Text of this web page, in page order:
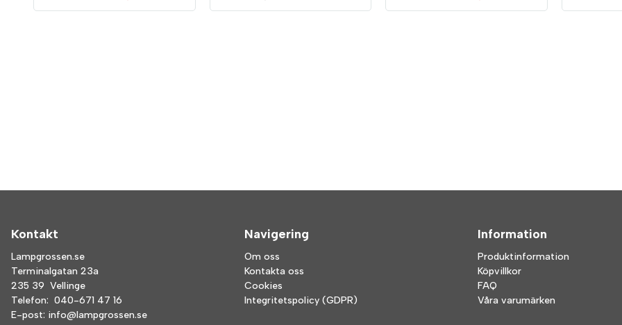
Kontakt
Lampgrossen.se
Terminalgatan 23a
235 39 Vellinge
Telefon: 040-671 47 16
E-post: info@lampgrossen.se
Navigering
Om oss
Kontakta oss
Cookies
Integritetspolicy (GDPR)
Information
Produktinformation
Köpvillkor
FAQ
Våra varumärken